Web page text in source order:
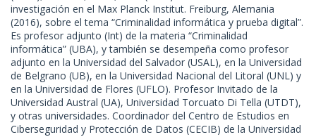
investigación en el Max Planck Institut. Freiburg, Alemania
(2016), sobre el tema “Criminalidad informática y prueba digital”.
Es profesor adjunto (Int) de la materia “Criminalidad
informática” (UBA), y también se desempeña como profesor
adjunto en la Universidad del Salvador (USAL), en la Universidad
de Belgrano (UB), en la Universidad Nacional del Litoral (UNL) y
en la Universidad de Flores (UFLO). Profesor Invitado de la
Universidad Austral (UA), Universidad Torcuato Di Tella (UTDT),
y otras universidades. Coordinador del Centro de Estudios en
Ciberseguridad y Protección de Datos (CECIB) de la Universidad